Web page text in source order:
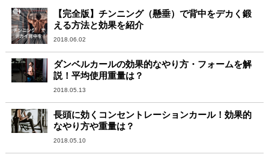
【完全版】チンニング（懸垂）で背中をデカく鍛
える方法と効果を紹介
2018.06.02
ダンベルカールの効果的なやり方・フォームを解
説！平均使用重量は？
2018.05.13
長頭に効くコンセントレーションカール！効果的
なやり方や重量は？
2018.05.10